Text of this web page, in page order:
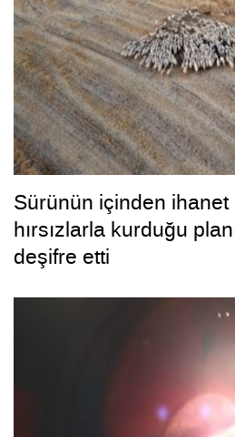
Sürünün içinden ihanet
hırsızlarla kurduğu
deşifre etti